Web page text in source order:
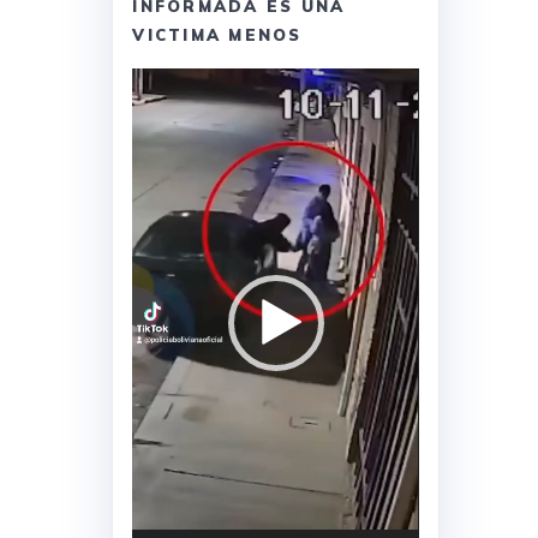
INFORMADA ES UNA
VICTIMA MENOS
Reproductor
de
vídeo